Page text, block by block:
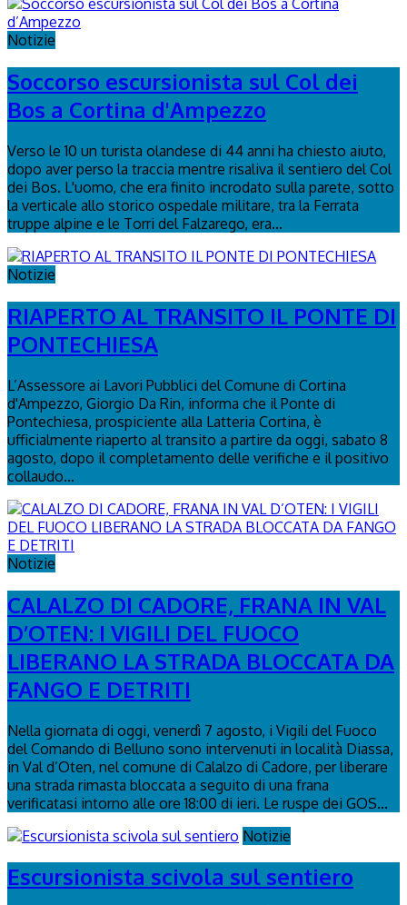
Notizie
Soccorso escursionista sul Col dei
Bos a Cortina d'Ampezzo
Verso le 10 un turista olandese di 44 anni ha chiesto aiuto,
dopo aver perso la traccia mentre risaliva il sentiero del Col
dei Bos. L'uomo, che era finito incrodato sulla parete, sotto
la verticale allo storico ospedale militare, tra la Ferrata
truppe alpine e le Torri del Falzarego, era...
Notizie
RIAPERTO AL TRANSITO IL PONTE DI
PONTECHIESA
L’Assessore ai Lavori Pubblici del Comune di Cortina
d'Ampezzo, Giorgio Da Rin, informa che il Ponte di
Pontechiesa, prospiciente alla Latteria Cortina, è
ufficialmente riaperto al transito a partire da oggi, sabato 8
agosto, dopo il completamento delle verifiche e il positivo
collaudo...
Notizie
CALALZO DI CADORE, FRANA IN VAL
D’OTEN: I VIGILI DEL FUOCO
LIBERANO LA STRADA BLOCCATA DA
FANGO E DETRITI
Nella giornata di oggi, venerdì 7 agosto, i Vigili del Fuoco
del Comando di Belluno sono intervenuti in località Diassa,
in Val d’Oten, nel comune di Calalzo di Cadore, per liberare
una strada rimasta bloccata a seguito di una frana
verificatasi intorno alle ore 18:00 di ieri. Le ruspe dei GOS...
Notizie
Escursionista scivola sul sentiero